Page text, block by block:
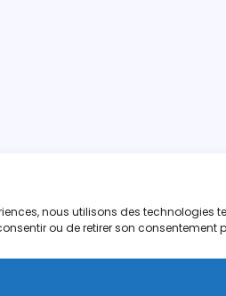
nous utilisons des
ou de retirer son